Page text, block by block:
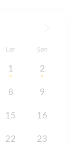
Lør Søn
1 2
8 9
15 16
22 23